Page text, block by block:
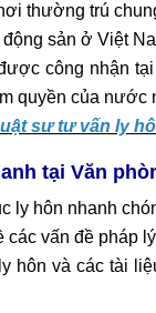
thường trú
sản ở Việt
công nhận
quyền của nước
sư tư vấn ly
tại Văn
ly hôn nhanh
các vấn đề pháp
hôn và các tài